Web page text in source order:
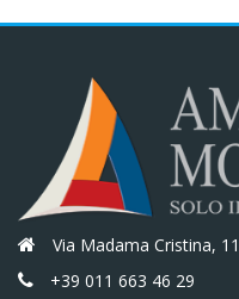
Via Madama Cristina,
+39 011 663 46 29